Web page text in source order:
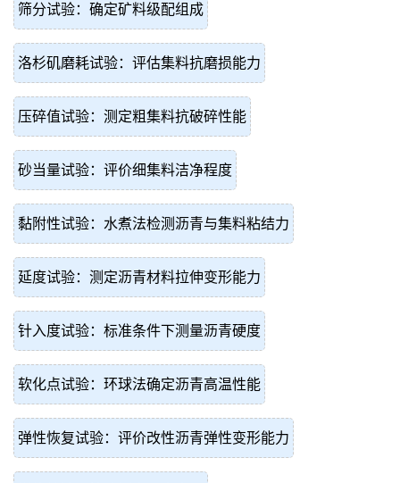
筛分试验：确定矿料级配组成
洛杉矶磨耗试验：评估集料抗磨损能力
压碎值试验：测定粗集料抗破碎性能
砂当量试验：评价细集料洁净程度
黏附性试验：水煮法检测沥青与集料粘结力
延度试验：测定沥青材料拉伸变形能力
针入度试验：标准条件下测量沥青硬度
软化点试验：环球法确定沥青高温性能
弹性恢复试验：评价改性沥青弹性变形能力